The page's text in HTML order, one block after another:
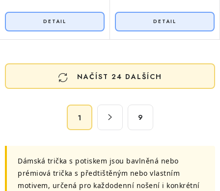
O
v
c
NAČÍST 24 DALŠÍCH
á
1 9
Dámská trička s potiskem jsou bavlněná nebo
prémiová trička s předtištěným nebo vlastním
motivem, určená pro každodenní nošení i konkrétní